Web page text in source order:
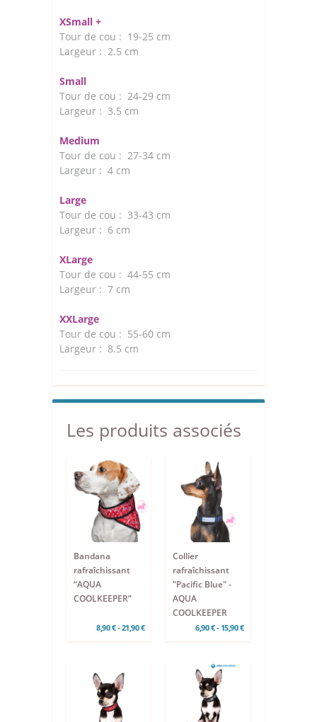
XSmall +
Tour de cou : 19-25 cm
Largeur : 2.5 cm
Small
Tour de cou : 24-29 cm
Largeur : 3.5 cm
Medium
Tour de cou : 27-34 cm
Largeur : 4 cm
Large
Tour de cou : 33-43 cm
Largeur : 6 cm
XLarge
Tour de cou : 44-55 cm
Largeur : 7 cm
XXLarge
Tour de cou : 55-60 cm
Largeur : 8.5 cm
Les produits associés
Bandana
rafraîchissant
“AQUA
COOLKEEPER”
8,90 € - 21,90 €
Collier
rafraîchissant
"Pacific Blue" -
AQUA
COOLKEEPER
6,90 € - 15,90 €